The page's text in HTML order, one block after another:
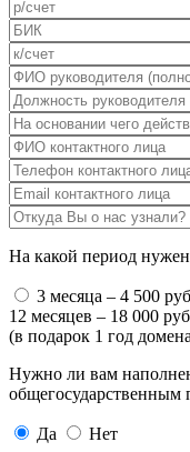
На какой период
3 месяца – 4 500
12 месяцев – 18 000
(в подарок 1 год
Нужно ли вам
общегосударственным
Да
Нет